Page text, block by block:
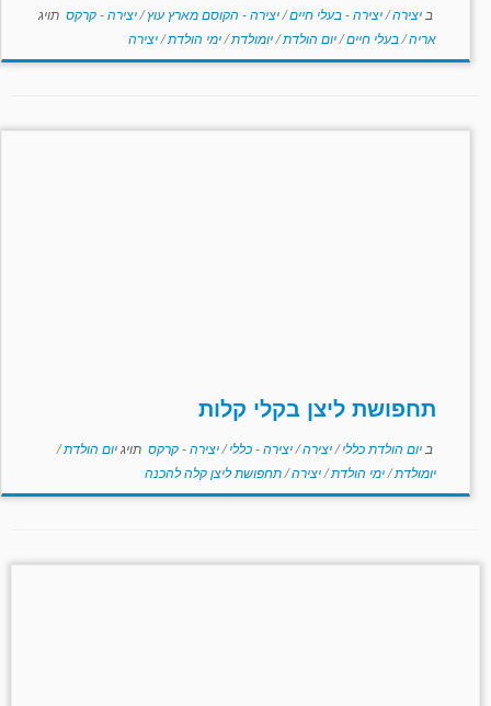
ב יצירה/יצירה - בעלי חיים/יצירה - הקוסם מארץ עוץ/יצירה - קרקס תויג
אריה/בעלי חיים/יום הולדת/יומולדת/ימי הולדת/יצירה
תחפושת ליצן בקלי קלות
ב יום הולדת כללי/יצירה/יצירה - כללי/יצירה - קרקס תויגיום הולדת/
יומולדת/ימי הולדת/יצירה/תחפושת ליצן קלה להכנה